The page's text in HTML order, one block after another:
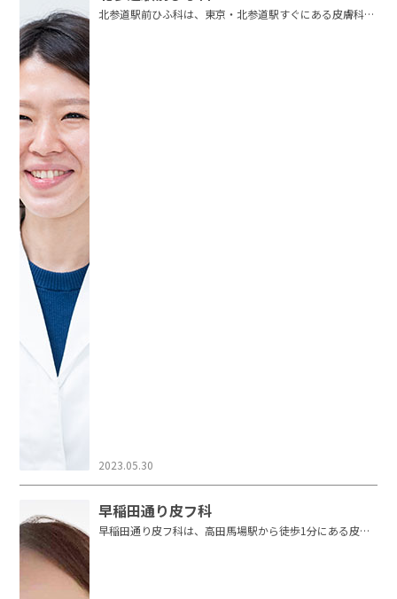
北参道駅前ひふ科は、東京・北参道駅すぐにある皮膚科・
2023.05.30
早稲田通り皮フ科
早稲田通り皮フ科は、高田馬場駅から徒歩1分にある皮膚